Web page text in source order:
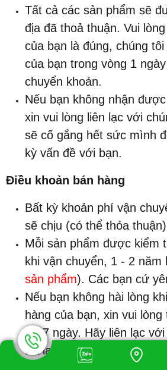
Tất cả các sản phẩm sẽ
địa đã thoả thuận. Vui
của bạn là đúng, chúng
của bạn trong vòng 1
chuyển khoản.
Nếu bạn không nhận
xin vui lòng liên lạc với
sẽ cố gắng hết sức mình
kỳ vấn đề với bạn.
Điều khoản bán hàng
Bất kỳ khoản phí vận
sẽ chịu (có thể thỏa
Mỗi sản phẩm được kiểm
khi vận chuyển, 1 - 2 năm
sản phẩm). Các bạn cứ
Nếu bạn không hài lòng
hàng của bạn, xin vui
2 - 7 ngày. Hãy liên lạc
trả lại nó.